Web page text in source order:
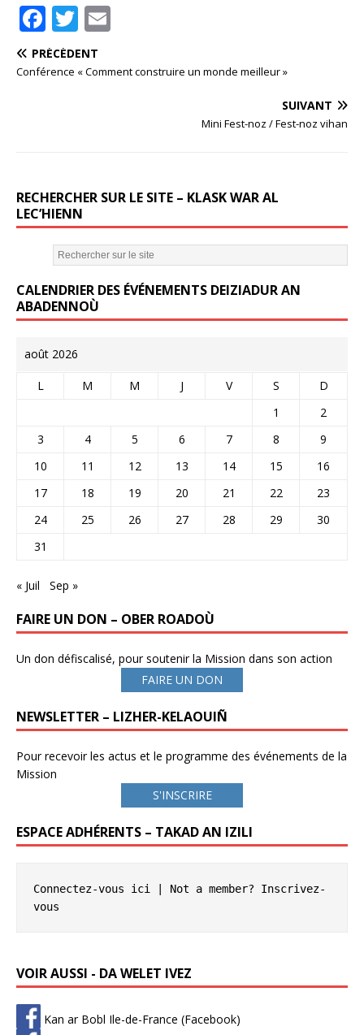
F
a
c
k
T
w
it ai
PRÉCÉDENT
Conférence « Comment construire un monde meilleur »
SUIVANT
Mini Fest-noz / Fest-noz vihan
RECHERCHER SUR LE SITE – KLASK WAR AL
LEC’HIENN
CALENDRIER DES ÉVÉNEMENTS DEIZIADUR AN
ABADENNOÙ
août 2026
L M M J V S
D
1
2
3
4 5 6 7 8
9
10
11 12 13 14 15
16
17
18 19 20 21 22
23
24
25 26 27 28 29
30
31
« Juil Sep »
FAIRE UN DON – OBER ROADOÙ
Un don défiscalisé, pour soutenir la Mission dans son action
FAIRE UN DON
NEWSLETTER – LIZHER-KELAOUIÑ
Pour recevoir les actus et le programme des événements de la
Mission
S'INSCRIRE
ESPACE ADHÉRENTS – TAKAD AN IZILI
Connectez-vous ici | Not a member? Inscrivez-
vous
VOIR AUSSI - DA WELET IVEZ
Kan ar Bobl Ile-de-France (Facebook)